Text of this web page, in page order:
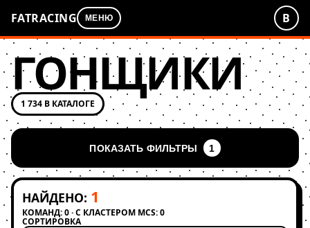
FATRACING МЕНЮ В
ГОНЩИКИ
1 734 В КАТАЛОГЕ
ПОКАЗАТЬ ФИЛЬТРЫ 1
НАЙДЕНО: 1
КОМАНД: 0 · С КЛАСТЕРОМ MCS: 0
СОРТИРОВКА
Применить сортировку